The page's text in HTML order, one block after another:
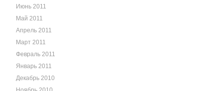
Июнь 2011
Май 2011
Апрель 2011
Март 2011
Февраль 2011
Январь 2011
Декабрь 2010